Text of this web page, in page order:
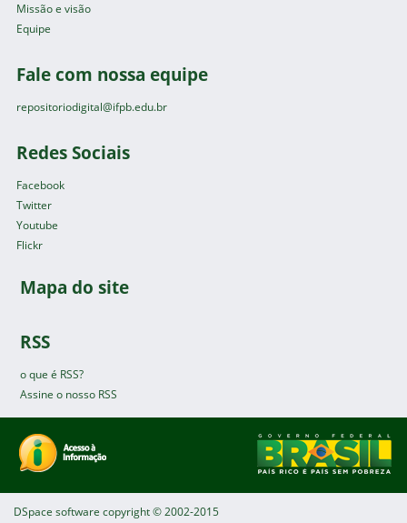
Missão e visão
Equipe
Fale com nossa equipe
repositoriodigital@ifpb.edu.br
Redes Sociais
Facebook
Twitter
Youtube
Flickr
Mapa do site
RSS
o que é RSS?
Assine o nosso RSS
DSpace software copyright © 2002-2015